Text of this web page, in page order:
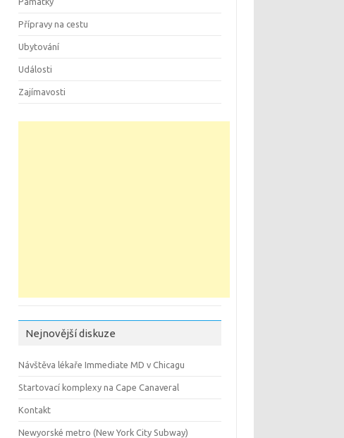
Přípravy na cestu
Ubytování
Události
Zajímavosti
Nejnovější diskuze
Návštěva lékaře Immediate MD v Chicagu
Startovací komplexy na Cape Canaveral
Kontakt
Newyorské metro (New York City Subway)